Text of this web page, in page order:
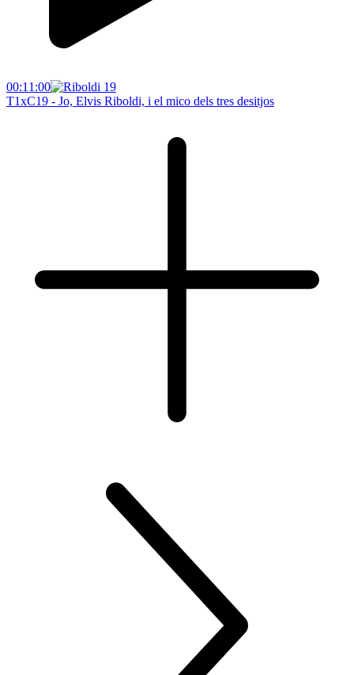
00:11:00
T1xC19 - Jo, Elvis Riboldi, i el mico dels tres desitjos